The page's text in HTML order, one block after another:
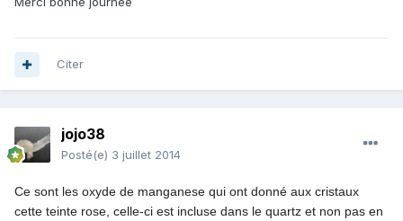
Citer
jojo38
Posté(e) 3 juillet 2014
Ce sont les oxyde de manganese qui ont donné aux cristaux
cette teinte rose, celle-ci est incluse dans le quartz et non pas en